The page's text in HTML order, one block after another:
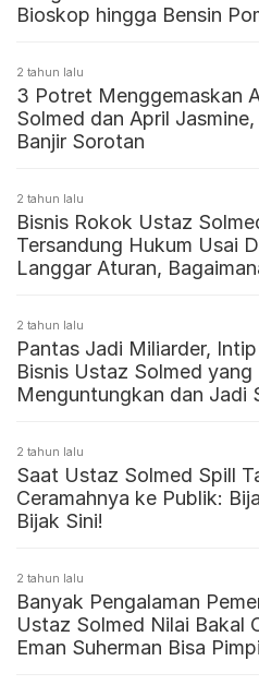
Bioskop hingga Bensin
2 tahun lalu
3 Potret Menggemaskan
Solmed dan April Jasmine,
Banjir Sorotan
2 tahun lalu
Bisnis Rokok Ustaz
Tersandung Hukum Usai
Langgar Aturan,
2 tahun lalu
Pantas Jadi Miliarder,
Bisnis Ustaz Solmed yang
Menguntungkan dan Jadi
2 tahun lalu
Saat Ustaz Solmed Spill
Ceramahnya ke Publik:
Bijak Sini!
2 tahun lalu
Banyak Pengalaman
Ustaz Solmed Nilai Bakal
Eman Suherman Bisa